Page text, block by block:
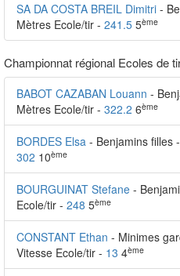
SA DA COSTA BREIL Dimitri -
Mètres Ecole/tir - 241.5 5ème
Championnat régional Ecoles de
BABOT CAZABAN Louann -
Mètres Ecole/tir - 322.2 6ème
BORDES Elsa - Benjamins filles
302 10ème
BOURGUINAT Stefane -
Ecole/tir - 248 5ème
CONSTANT Ethan - Minimes
Vitesse Ecole/tir - 13 4ème